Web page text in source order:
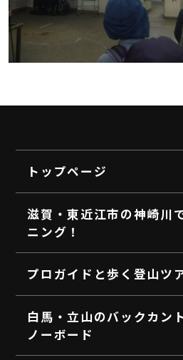
トップページ
滋賀・東近江市の神崎川
ニング！
プロガイドと歩く登山ツ
白馬・立山のバックカン
ノーボード